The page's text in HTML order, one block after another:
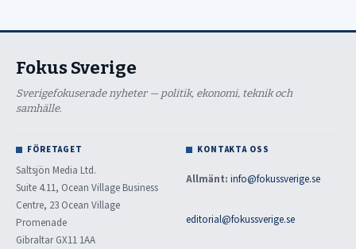
Fokus Sverige
Sverigefokuserade nyheter — politik, ekonomi, teknik och
samhälle.
FÖRETAGET
Saltsjön Media Ltd.
Suite 4.11, Ocean Village Business
Centre, 23 Ocean Village
Promenade
Gibraltar GX11 1AA
KONTAKTA OSS
Allmänt: info@fokussverige.se
editorial@fokussverige.se